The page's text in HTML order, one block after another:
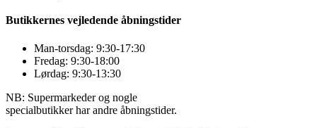
Butikkernes vejledende åbningstider
Man-torsdag: 9:30-17:30
Fredag: 9:30-18:00
Lørdag: 9:30-13:30
NB: Supermarkeder og nogle
specialbutikker har andre åbningstider.